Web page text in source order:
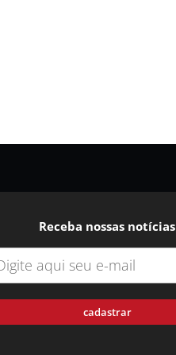
Receba nossas notícias
cadastrar